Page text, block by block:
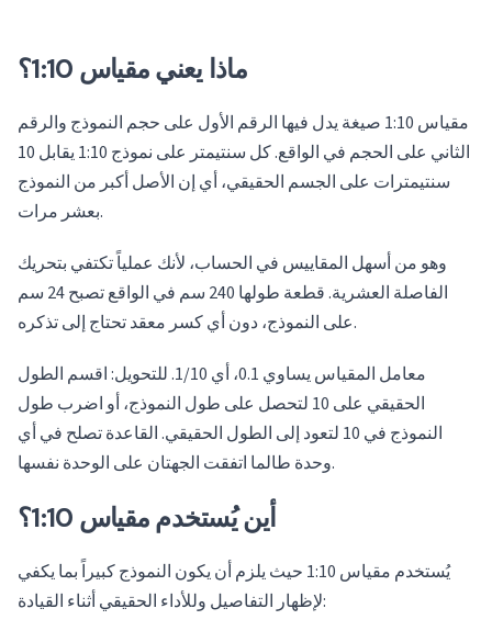
ماذا يعني مقياس 1:10؟
مقياس 1:10 صيغة يدل فيها الرقم الأول على حجم النموذج والرقم
الثاني على الحجم في الواقع. كل سنتيمتر على نموذج 1:10 يقابل 10
سنتيمترات على الجسم الحقيقي، أي إن الأصل أكبر من النموذج
بعشر مرات.
وهو من أسهل المقاييس في الحساب، لأنك عملياً تكتفي بتحريك
الفاصلة العشرية. قطعة طولها 240 سم في الواقع تصبح 24 سم
على النموذج، دون أي كسر معقد تحتاج إلى تذكره.
معامل المقياس يساوي 0.1، أي 1/10. للتحويل: اقسم الطول
الحقيقي على 10 لتحصل على طول النموذج، أو اضرب طول
النموذج في 10 لتعود إلى الطول الحقيقي. القاعدة تصلح في أي
وحدة طالما اتفقت الجهتان على الوحدة نفسها.
أين يُستخدم مقياس 1:10؟
يُستخدم مقياس 1:10 حيث يلزم أن يكون النموذج كبيراً بما يكفي
لإظهار التفاصيل وللأداء الحقيقي أثناء القيادة: